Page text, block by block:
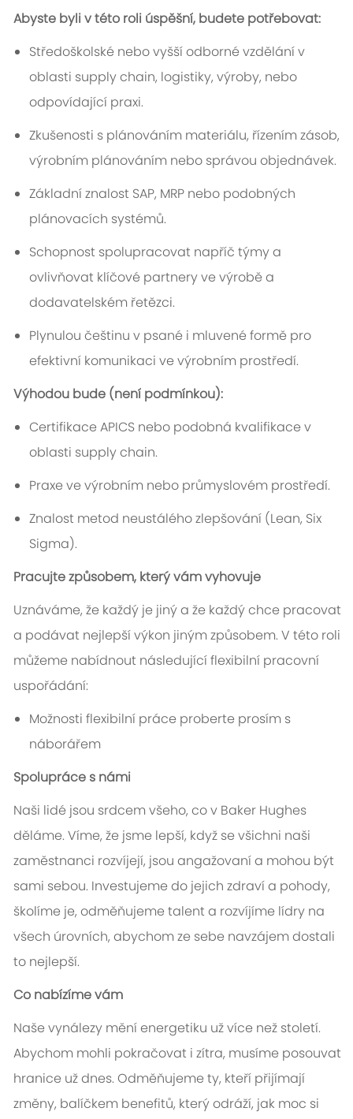
Abyste byli v této roli úspěšní, budete potřebovat:
Středoškolské nebo vyšší odborné vzdělání v
oblasti supply chain, logistiky, výroby, nebo
odpovídající praxi.
Zkušenosti s plánováním materiálu, řízením zásob,
výrobním plánováním nebo správou objednávek.
Základní znalost SAP, MRP nebo podobných
plánovacích systémů.
Schopnost spolupracovat napříč týmy a
ovlivňovat klíčové partnery ve výrobě a
dodavatelském řetězci.
Plynulou češtinu v psané i mluvené formě pro
efektivní komunikaci ve výrobním prostředí.
Výhodou bude (není podmínkou):
Certifikace APICS nebo podobná kvalifikace v
oblasti supply chain.
Praxe ve výrobním nebo průmyslovém prostředí.
Znalost metod neustálého zlepšování (Lean, Six
Sigma).
Pracujte způsobem, který vám vyhovuje
Uznáváme, že každý je jiný a že každý chce pracovat
a podávat nejlepší výkon jiným způsobem. V této roli
můžeme nabídnout následující flexibilní pracovní
uspořádání:
Možnosti flexibilní práce proberte prosím s
náborářem
Spolupráce s námi
Naši lidé jsou srdcem všeho, co v Baker Hughes
děláme. Víme, že jsme lepší, když se všichni naši
zaměstnanci rozvíjejí, jsou angažovaní a mohou být
sami sebou. Investujeme do jejich zdraví a pohody,
školíme je, odměňujeme talent a rozvíjíme lídry na
všech úrovních, abychom ze sebe navzájem dostali
to nejlepší.
Co nabízíme vám
Naše vynálezy mění energetiku už více než století.
Abychom mohli pokračovat i zítra, musíme posouvat
hranice už dnes. Odměňujeme ty, kteří přijímají
změny, balíčkem benefitů, který odráží, jak moc si